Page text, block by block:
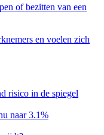
of bezitten van een
en voelen zich
risico in de spiegel
naar 3.1%